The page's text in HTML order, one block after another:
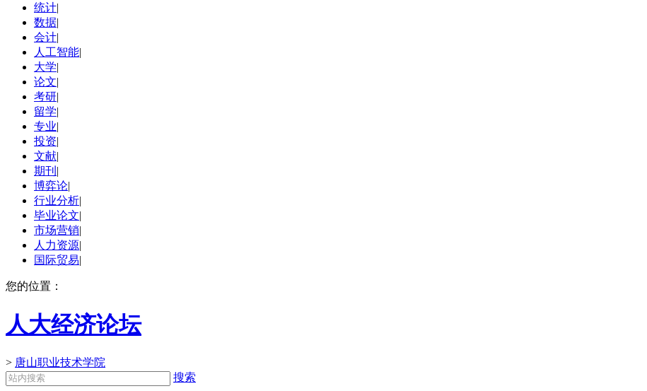
统计|
数据|
会计|
人工智能|
大学|
论文|
考研|
留学|
专业|
投资|
文献|
期刊 |
博弈论|
行业分析|
毕业论文|
市场营销|
人力资源|
国际贸易|
您的位置：
人大经济论坛
> 唐山职业技术学院
搜索